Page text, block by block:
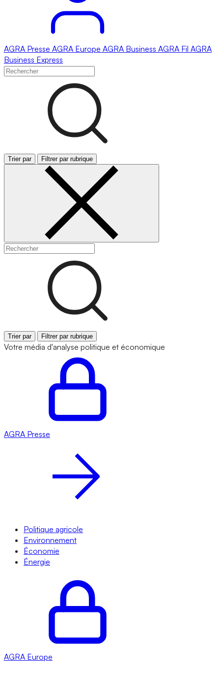
AGRA Presse AGRA Europe AGRA Business AGRA Fil AGRA
Business Express
Trier par Filtrer par rubrique
Trier par Filtrer par rubrique
Votre média d'analyse politique et économique
AGRA Presse
Politique agricole
Environnement
Économie
Énergie
AGRA Europe